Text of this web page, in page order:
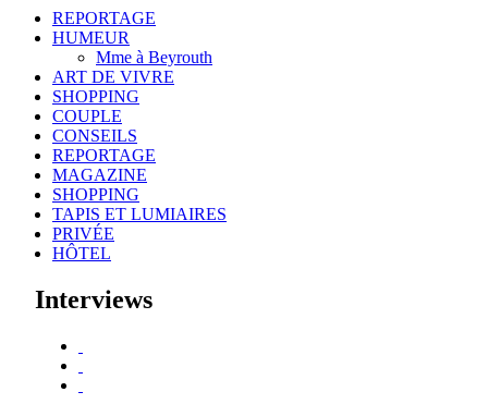
REPORTAGE
HUMEUR
Mme à Beyrouth
ART DE VIVRE
SHOPPING
COUPLE
CONSEILS
REPORTAGE
MAGAZINE
SHOPPING
TAPIS ET LUMIAIRES
PRIVÉE
HÔTEL
Interviews